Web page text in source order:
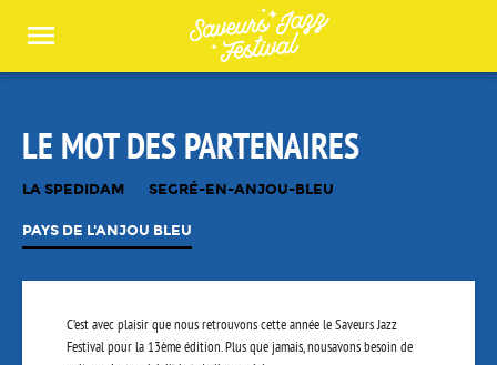
LE MOT DES PARTENAIRES
LA SPEDIDAM SEGRÉ-EN-ANJOU-BLEU
PAYS DE L'ANJOU BLEU
C’est avec plaisir que nous retrouvons cette année le SaveursJazz
Festival pour la 13èmeédition. Plus que jamais, nousavons besoin de